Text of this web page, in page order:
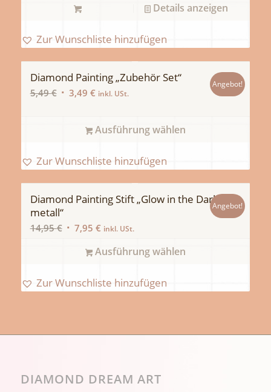
Details anzeigen
Zur Wunschliste hinzufügen
Diamond Painting „Zubehör Set“
5,49€ Ursprünglicher
3,49 €Aktueller
3,49 €.
inkl. USt.
Angebot!
Ausführung wählen
Zur Wunschliste hinzufügen
Diamond Painting Stift „Glow in the Dark
metall“
14,95€ Ursprünglicher
7,95 €Aktueller
ist:
inkl. USt.
Angebot!
Ausführung wählen
Zur Wunschliste hinzufügen
DIAMOND DREAM ART